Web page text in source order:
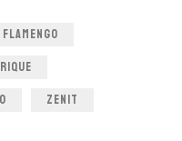
FLAMENGO
ZENIT